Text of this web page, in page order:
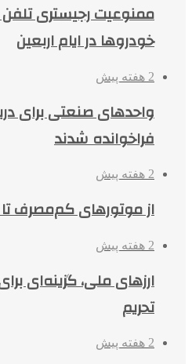
ممنوعیت رجیستری
خودروها در ایام اربعین
2 هفته پیش
واحدهای صنعتی برای
فراخوانده شدند
2 هفته پیش
از موتورهای کم‌مصرف
2 هفته پیش
ارزهای ملی، گزینه‌ای
تحریم
2 هفته پیش